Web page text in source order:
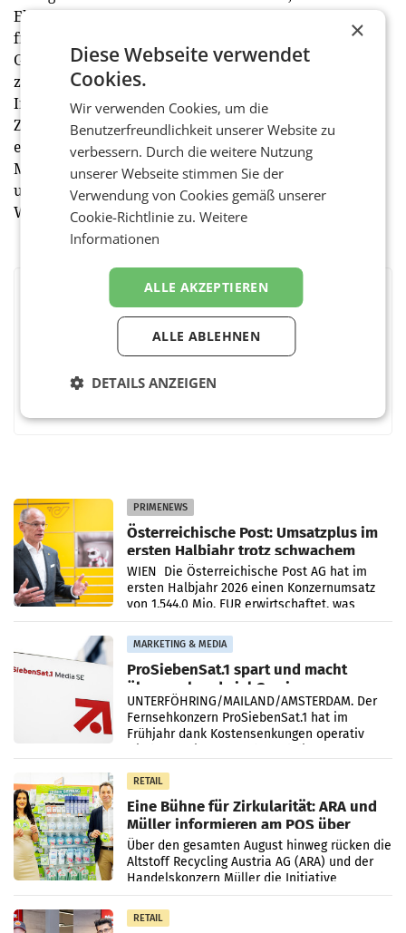
Ehrentraud Schreck abschließend. Angefangen beim
frühzeitigen und gesammelten Bestellen von
Geschenken mit verlängertem Rückgaberecht bis hin
zur Abholung der Bestellung im Megastore oder das
Inanspruchnehmen von verschiedenen
Zustelloptionen der Dienstleister, wie zum Beispiel
einer Abstellgenehmigung, gibt es viele
Möglichkeiten, den Arbeitsalltag ihrer Paketbotinnen
und Paketboten zu erleichtern und so deren
Weihnachtszeit etwas besinnlicher zu gestalten. (red)
BEWERTEN SIE DIESEN ARTIKEL
FacebookTwitterMessengerWhatsAppLinkedIn
PRIMENEWS
Österreichische Post: Umsatzplus im
ersten Halbjahr trotz schwachem
Briefgeschäft
WIEN Die Österreichische Post AG hat im
ersten Halbjahr 2026 einen Konzernumsatz
von 1.544,0 Mio. EUR erwirtschaftet, was
einem Plus von 3,8 Prozent gegenüber dem
Vergleichszeitraum
MARKETING & MEDIA
ProSiebenSat.1 spart und macht
überraschend viel Gewinn
UNTERFÖHRING/MAILAND/AMSTERDAM. Der
Fernsehkonzern ProSiebenSat.1 hat im
Frühjahr dank Kostensenkungen operativ
RETAIL
Eine Bühne für Zirkularität: ARA und
Müller informieren am POS über
Kreislauffähigkeit
Über den gesamten August hinweg rücken die
Altstoff Recycling Austria AG (ARA) und der
Handelskonzern Müller die Initiative
„Kreislauf-Helden“ in allen österreichischen
Müller-Filialen
RETAIL
×
Diese Webseite verwendet
Cookies.
Wir verwenden Cookies, um die
Benutzerfreundlichkeit unserer Website zu
verbessern. Durch die weitere Nutzung
unserer Webseite stimmen Sie der
Verwendung von Cookies gemäß unserer
Cookie-Richtlinie zu.Weitere
Informationen
ALLE AKZEPTIEREN
ALLE ABLEHNEN
DETAILS ANZEIGEN